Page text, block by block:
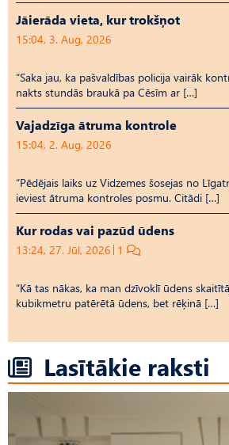
Jāierāda vieta, kur trokšņot
15:04, 3. Aug, 2026
“Saka jau, ka pašvaldības policija vairāk
nakts stundās braukā pa Cēsīm ar […]
Vajadzīga ātruma kontrole
15:04, 2. Aug, 2026
“Pēdējais laiks uz Vid­ze­mes šosejas no
ieviest ātruma kontroles posmu. Citādi […]
Kur rodas vai pazūd ūdens
13:24, 27. Jūl, 2026 1
“Kā tas nākas, ka man dzīvoklī ūdens
kubikmetru patērētā ūdens, bet rēķinā […]
Lasītākie raksti